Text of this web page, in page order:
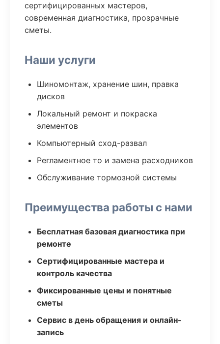
сертифицированных мастеров,
современная диагностика, прозрачные
сметы.
Наши услуги
Шиномонтаж, хранение шин, правка
дисков
Локальный ремонт и покраска
элементов
Компьютерный сход-развал
Регламентное то и замена расходников
Обслуживание тормозной системы
Преимущества работы с нами
Бесплатная базовая диагностика при
ремонте
Сертифицированные мастера и
контроль качества
Фиксированные цены и понятные
сметы
Сервис в день обращения и онлайн-
запись